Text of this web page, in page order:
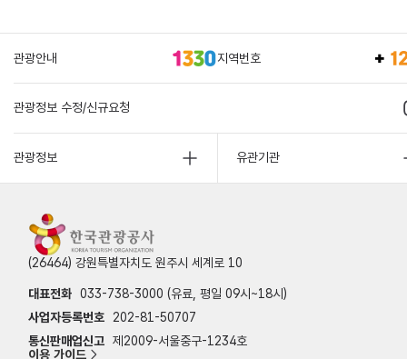
관광안내 지역번호
관광정보 수정/신규요청
관광정보 유관기관
(26464) 강원특별자치도 원주시 세계로 10
대표전화 033-738-3000 (유료, 평일 09시~18시)
사업자등록번호
202-81-50707
통신판매업신고 제2009-서울중구-1234호
이용 가이드